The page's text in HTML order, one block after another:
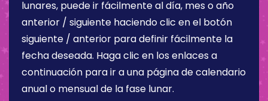
lunares, puede ir fácilmente al día, mes o año
anterior / siguiente haciendo clic en el botón
siguiente / anterior para definir fácilmente la
fecha deseada. Haga clic en los enlaces a
continuación para ir a una página de calendario
anual o mensual de la fase lunar.